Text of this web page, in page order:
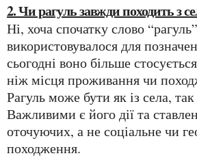
2. Чи рагуль завжди походить з
Ні, хоча спочатку слово “рагуль”
використовувалося для
сьогодні воно більше
ніж місця проживання чи
Рагуль може бути як із села, так
Важливими є його дії та
оточуючих, а не соціальне чи
походження.